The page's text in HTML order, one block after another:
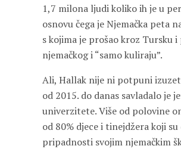
1,7 milona ljudi koliko ih je u
osnovu čega je Njemačka peta
s kojima je prošao kroz Tursku
njemačkog i “samo kuliraju”.
Ali, Hallak nije ni potpuni
od 2015. do danas savladalo je
univerzitete. Više od polovine
od 80% djece i tinejdžera koji
pripadnosti svojim njemačkim